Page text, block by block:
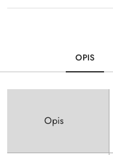
OPIS
Opis